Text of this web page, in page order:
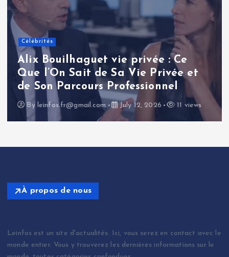
Célébrités
Renaud Pila : une analyse
approfondie de la carrière et de
l’influence d’un journaliste
politique français
Byleinfos.fr@gmail.com July 11, 2026 14 views
À propos de nous
Leinfos est un site d'actualités. Ici, vous serez en contact avec le
monde entier. Vous y trouverez les dernières informations sur le